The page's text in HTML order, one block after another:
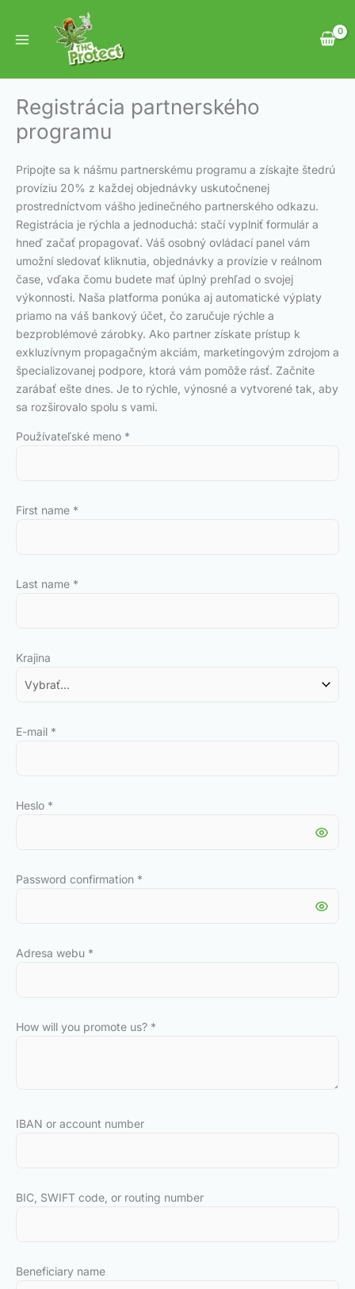
obsah
Registrácia partnerského
programu
Pripojte sa k nášmu partnerskému programu a získajte štedrú
províziu 20% z každej objednávky uskutočnenej
prostredníctvom vášho jedinečného partnerského odkazu.
Registrácia je rýchla a jednoduchá: stačí vyplniť formulár a
hneď začať propagovať. Váš osobný ovládací panel vám
umožní sledovať kliknutia, objednávky a provízie v reálnom
čase, vďaka čomu budete mať úplný prehľad o svojej
výkonnosti. Naša platforma ponúka aj automatické výplaty
priamo na váš bankový účet, čo zaručuje rýchle a
bezproblémové zárobky. Ako partner získate prístup k
exkluzívnym propagačným akciám, marketingovým zdrojom a
špecializovanej podpore, ktorá vám pomôže rásť. Začnite
zarábať ešte dnes. Je to rýchle, výnosné a vytvorené tak, aby
sa rozširovalo spolu s vami.
Používateľské meno *
First name *
Last name *
Krajina
E-mail *
Heslo *
Password confirmation *
Adresa webu *
How will you promote us? *
IBAN or account number
BIC, SWIFT code, or routing number
Beneficiary name